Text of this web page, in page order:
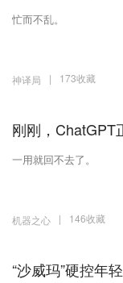
忙而不乱。
神译局 | 173收藏
刚刚，ChatGPT
一用就回不去了。
机器之心 | 146收藏
“沙威玛”硬控年